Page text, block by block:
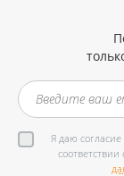
Я даю
соответствии